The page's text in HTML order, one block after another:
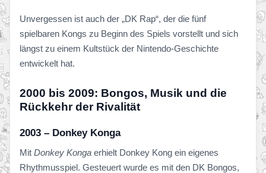
Unvergessen ist auch der „DK Rap“, der die fünf
spielbaren Kongs zu Beginn des Spiels vorstellt und sich
längst zu einem Kultstück der Nintendo-Geschichte
entwickelt hat.
2000 bis 2009: Bongos, Musik und die
Rückkehr der Rivalität
2003 – Donkey Konga
Mit Donkey Konga erhielt Donkey Kong ein eigenes
Rhythmusspiel. Gesteuert wurde es mit den DK Bongos,